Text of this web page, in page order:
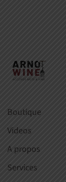
Boutique
Videos
A propos
Services